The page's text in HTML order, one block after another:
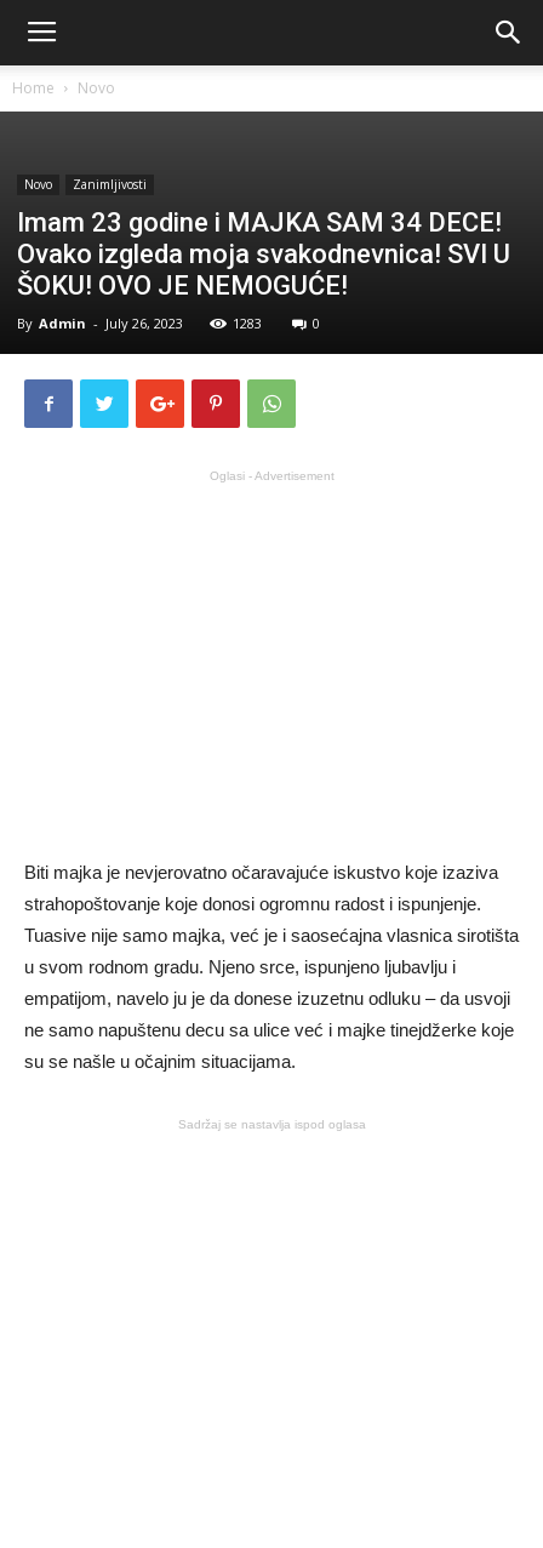
Home Novo
Novo Zanimljivosti
Imam 23 godine i MAJKA SAM 34 DECE!
Ovako izgleda moja svakodnevnica! SVI U
ŠOKU! OVO JE NEMOGUĆE!
By Admin - July 26, 2023 1283 0
Oglasi - Advertisement
Biti majka je nevjerovatno očaravajuće iskustvo koje izaziva
strahopoštovanje koje donosi ogromnu radost i ispunjenje.
Tuasive nije samo majka, već je i saosećajna vlasnica sirotišta
u svom rodnom gradu. Njeno srce, ispunjeno ljubavlju i
empatijom, navelo ju je da donese izuzetnu odluku – da usvoji
ne samo napuštenu decu sa ulice već i majke tinejdžerke koje
su se našle u očajnim situacijama.
Sadržaj se nastavlja ispod oglasa